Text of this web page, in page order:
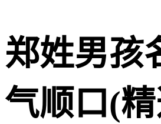
郑姓男孩
气顺口(